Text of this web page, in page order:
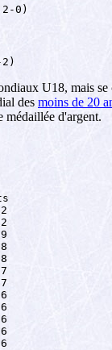
0)
U18, mais
des moins de 20
médaillée d'argent.